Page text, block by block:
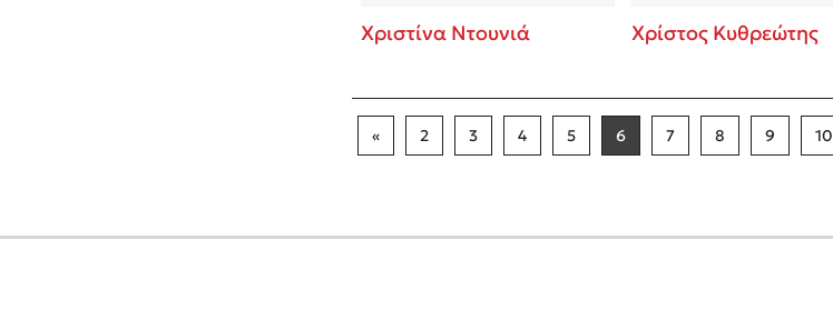
Χριστίνα Ντουνιά Χρίστος Κυθρεώτης
« 2 3 4 5 6 7 8 9 10